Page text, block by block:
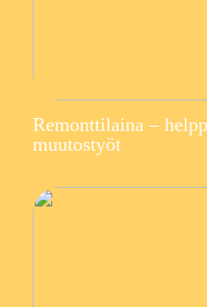
Remonttilaina –
muutostyöt